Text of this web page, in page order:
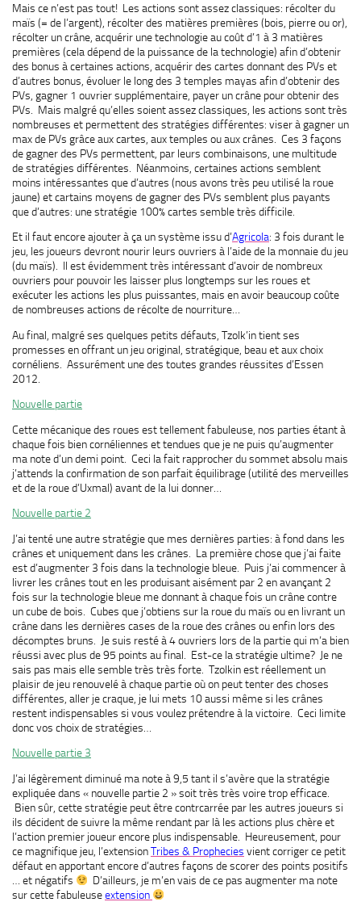
Mais ce n’est pas tout! Les actions sont assez classiques: récolter du
maïs (= de l’argent), récolter des matières premières (bois, pierre ou or),
récolter un crâne, acquérir une technologie au coût d’1 à 3 matières
premières (cela dépend de la puissance de la technologie) afin d’obtenir
des bonus à certaines actions, acquérir des cartes donnant des PVs et
d’autres bonus, évoluer le long des 3 temples mayas afin d’obtenir des
PVs, gagner 1 ouvrier supplémentaire, payer un crâne pour obtenir des
PVs. Mais malgré qu’elles soient assez classiques, les actions sont très
nombreuses et permettent des stratégies différentes: viser à gagner un
max de PVs grâce aux cartes, aux temples ou aux crânes. Ces 3 façons
de gagner des PVs permettent, par leurs combinaisons, une multitude
de stratégies différentes. Néanmoins, certaines actions semblent
moins intéressantes que d’autres (nous avons très peu utilisé la roue
jaune) et cartains moyens de gagner des PVs semblent plus payants
que d’autres: une stratégie 100% cartes semble très difficile.
Et il faut encore ajouter à ça un système issu d’Agricola: 3 fois durant le
jeu, les joueurs devront nourir leurs ouvriers à l’aide de la monnaie du jeu
(du maïs). Il est évidemment très intéressant d’avoir de nombreux
ouvriers pour pouvoir les laisser plus longtemps sur les roues et
exécuter les actions les plus puissantes, mais en avoir beaucoup coûte
de nombreuses actions de récolte de nourriture…
Au final, malgré ses quelques petits défauts, Tzolk’in tient ses
promesses en offrant un jeu original, stratégique, beau et aux choix
cornéliens. Assurément une des toutes grandes réussites d’Essen
2012.
Nouvelle partie
Cette mécanique des roues est tellement fabuleuse, nos parties étant à
chaque fois bien cornéliennes et tendues que je ne puis qu’augmenter
ma note d’un demi point. Ceci la fait rapprocher du sommet absolu mais
j’attends la confirmation de son parfait équilibrage (utilité des merveilles
et de la roue d’Uxmal) avant de la lui donner…
Nouvelle partie 2
J’ai tenté une autre stratégie que mes dernières parties: à fond dans les
crânes et uniquement dans les crânes. La première chose que j’ai faite
est d’augmenter 3 fois dans la technologie bleue. Puis j’ai commencer à
livrer les crânes tout en les produisant aisément par 2 en avançant 2
fois sur la technologie bleue me donnant à chaque fois un crâne contre
un cube de bois. Cubes que j’obtiens sur la roue du maïs ou en livrant un
crâne dans les dernières cases de la roue des crânes ou enfin lors des
décomptes bruns. Je suis resté à 4 ouvriers lors de la partie qui m’a bien
réussi avec plus de 95 points au final. Est-ce la stratégie ultime? Je ne
sais pas mais elle semble très très forte. Tzolkin est réellement un
plaisir de jeu renouvelé à chaque partie où on peut tenter des choses
différentes, aller je craque, je lui mets 10 aussi même si les crânes
restent indispensables si vous voulez prétendre à la victoire. Ceci limite
donc vos choix de stratégies…
Nouvelle partie 3
J’ai légèrement diminué ma note à 9,5 tant il s’avère que la stratégie
expliquée dans « nouvelle partie 2 » soit très très voire trop efficace.
Bien sûr, cette stratégie peut être contrcarrée par les autres joueurs si
ils décident de suivre la même rendant par là les actions plus chère et
l’action premier joueur encore plus indispensable. Heureusement, pour
ce magnifique jeu, l’extensionTribes & Prophecies vient corriger ce petit
défaut en apportant encore d’autres façons de scorer des points positifs
… et négatifs
D’ailleurs, je m’en vais de ce pas augmenter ma note
sur cette fabuleuseextension